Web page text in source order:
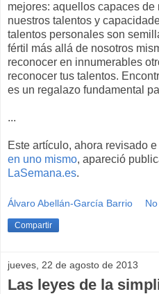
mejores: aquellos capaces
nuestros talentos y
talentos personales son
fértil más allá de nosotros
reconocer en innumerables
reconocer tus talentos.
es un regalazo fundamental
...
Este artículo, ahora revisado
en uno mismo, apareció
LaSemana.es.
Álvaro Abellán-García Barrio
Compartir
jueves, 22 de agosto de 2013
Las leyes de la